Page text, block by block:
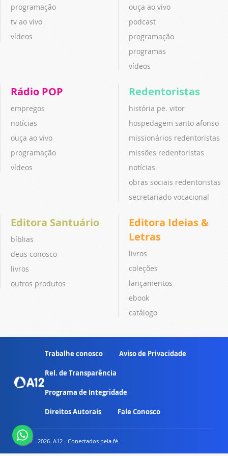
programação
tv ao vivo
vídeos
ouça ao vivo
podcast
programação
programas
vídeos
Rádio POP
empregos
notícias
ouça ao vivo
programação
vídeos
Redentoristas
história pe. vitor
hospedagem santo afonso
missionários redentoristas
missões redentoristas
notícias
obras sociais redentoristas
secretariado vocacional
Editora Santuário
bíblias
deus conosco
livros
outros produtos
Editora Ideias &
Letras
livros
coleções
lançamentos
ebook
catálogo
Trabalhe conosco Aviso de Privacidade
Rel. de Transparência
Programa de Integridade
Direitos Autorais Fale Conosco
© 2007 - 2026. A12 - Conectados pela fé.